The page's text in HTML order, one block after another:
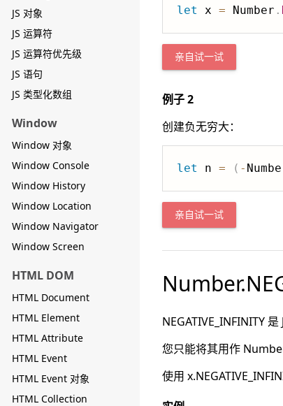
JS 对象
JS 运算符
JS 运算符优先级
JS 语句
JS 类型化数组
Window
Window 对象
Window Console
Window History
Window Location
Window Navigator
Window Screen
HTML DOM
HTML Document
HTML Element
HTML Attribute
HTML Event
HTML Event 对象
HTML Collection
let x = Number .
亲自试一试
例子 2
创建负无穷大：
let n = ( -
亲自试一试
NEGATIVE_INFINITY
您只能将其用作
使用